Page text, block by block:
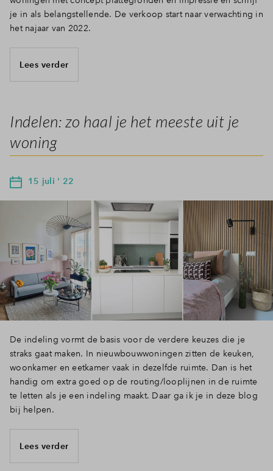
je in als belangstellende. De verkoop start naar verwachting in
het najaar van 2022.
Lees verder
Indelen: zo haal je het meeste uit je
woning
15 juli ' 22
De indeling vormt de basis voor de verdere keuzes die je
straks gaat maken. In nieuwbouwwoningen zitten de keuken,
woonkamer en eetkamer vaak in dezelfde ruimte. Dan is het
handig om extra goed op de routing/looplijnen in de ruimte
te letten als je een indeling maakt. Daar ga ik je in deze blog
bij helpen.
Lees verder